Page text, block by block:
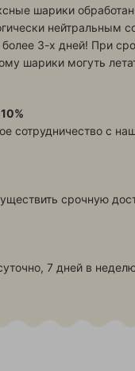
шарики
нейтральным
более 3-х дней! При
шарики могуть
сотрудничество с
срочную
7 дней в